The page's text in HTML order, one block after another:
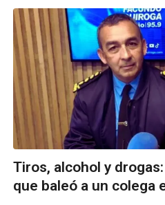
Tiros, alcohol y
que baleó a un colega